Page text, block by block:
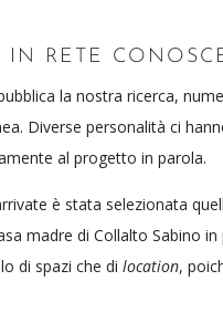
IN RETE
la nostra ricerca,
Diverse personalità ci
al progetto in parola.
è stata selezionata
madre di Collalto Sabino
di spazi che dilocation,